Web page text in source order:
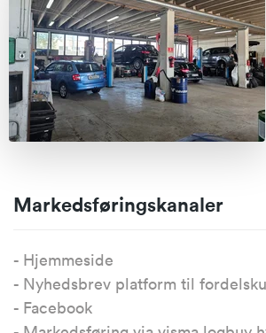
Markedsføringskanaler
- Hjemmeside
- Nyhedsbrev platform til
- Facebook